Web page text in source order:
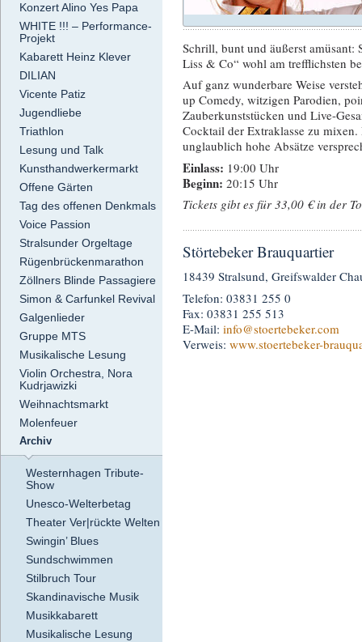
Konzert Alino Yes Papa
WHITE !!! – Performance-
Projekt
Kabarett Heinz Klever
DILIAN
Vicente Patiz
Jugendliebe
Triathlon
Lesung und Talk
Kunsthandwerkermarkt
Offene Gärten
Tag des offenen Denkmals
Voice Passion
Stralsunder Orgeltage
Rügenbrückenmarathon
Zöllners Blinde Passagiere
Simon & Carfunkel Revival
Galgenlieder
Gruppe MTS
Musikalische Lesung
Violin Orchestra, Nora
Kudrjawizki
Weihnachtsmarkt
Molenfeuer
Archiv
Westernhagen Tribute-
Show
Unesco-Welterbetag
Theater Ver|rückte Welten
Swingin’ Blues
Sundschwimmen
Stilbruch Tour
Skandinavische Musik
Musikkabarett
Musikalische Lesung
Schrill, bunt und äußerst amüsant:
Liss & Co“ wohl am trefflichsten
Auf ganz wunderbare Weise
up Comedy, witzigen Parodien,
Zauberkunststücken und Live-
Cocktail der Extraklasse zu
unglaublich hohe Absätze
Einlass: 19:00 Uhr
Beginn: 20:15 Uhr
Tickets gibt es für 33,00 € in der
Störtebeker Brauquartier
18439 Stralsund, Greifswalder
Telefon: 03831 255 0
Fax: 03831 255 513
E-Mail: info@stoertebeker.com
Verweis: www.stoertebeker-